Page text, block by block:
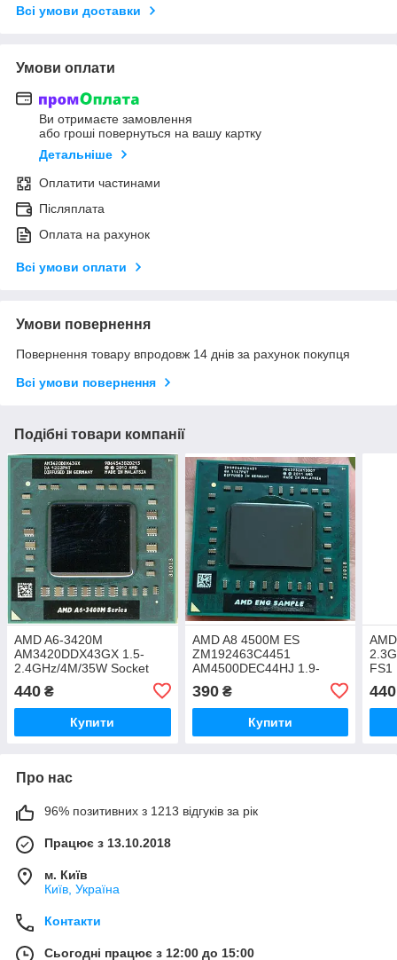
Всі умови доставки
Умови оплати
Ви отримаєте замовлення
або гроші повернуться на вашу картку
Детальніше
Оплатити частинами
Післяплата
Оплата на рахунок
Всі умови оплати
Умови повернення
Повернення товару впродовж 14 днів за рахунок покупця
Всі умови повернення
Подібні товари компанії
AMD A6-3420M
AM3420DDX43GX 1.5-
2.4GHz/4M/35W Socket
ноутбука
440 ₴
Купити
AMD A8 4500M ES
ZM192463C4451
AM4500DEC44HJ 1.9-
FS1r2 Процесор для
ноутбука
390₴
Купити
FS1
440
Про нас
96% позитивних з 1213 відгуків за рік
Працює з 13.10.2018
м. Київ
Київ, Україна
Контакти
Сьогодні працює з 12:00 до 15:00